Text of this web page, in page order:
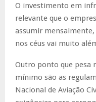
O investimento em
relevante que o
assumir
nos céus vai muito
Outro ponto que pesa
mínimo são as
Nacional de Aviação